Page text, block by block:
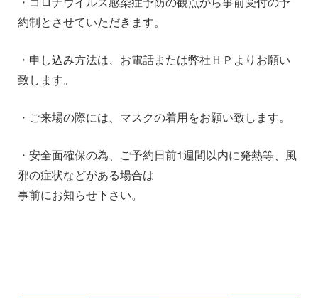
約制とさせていただきます。
・申し込み方法は、お電話または弊社ＨＰよりお願い
致します。
・ご来場の際には、マスクの着用をお願い致します。
・安全面確保の為、ご予約日前1週間以内に発熱等、風
邪の症状などがある場合は
事前にお知らせ下さい。